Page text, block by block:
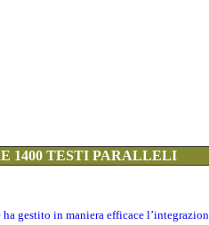
1400 TESTI PARALLELI
gestito in maniera efficace